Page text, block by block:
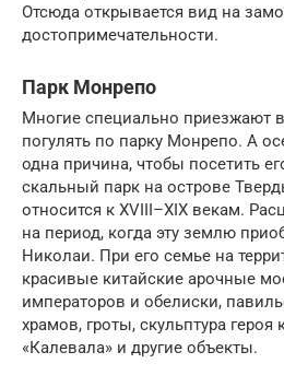
Отсюда открывается вид на
достопримечательности.
Парк Монрепо
Многие специально приезжают
погулять по парку Монрепо. А
одна причина, чтобы посетить
скальный парк на острове
относится к XVIII–XIX векам.
на период, когда эту землю
Николаи. При его семье на
красивые китайские арочные
императоров и обелиски,
храмов, гроты, скульптура
«Калевала» и другие объекты.